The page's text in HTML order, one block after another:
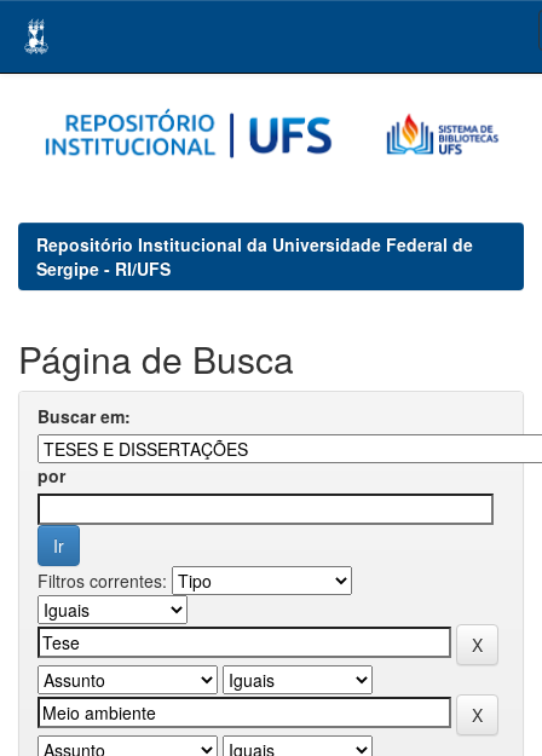
navigation
Repositório Institucional da Universidade Federal de
Sergipe - RI/UFS
Página de Busca
Buscar em:
por
Filtros correntes: